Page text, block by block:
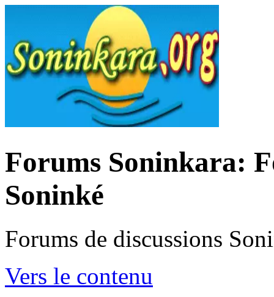
Forums Soninkara:
Soninké
Forums de discussions
Vers le contenu